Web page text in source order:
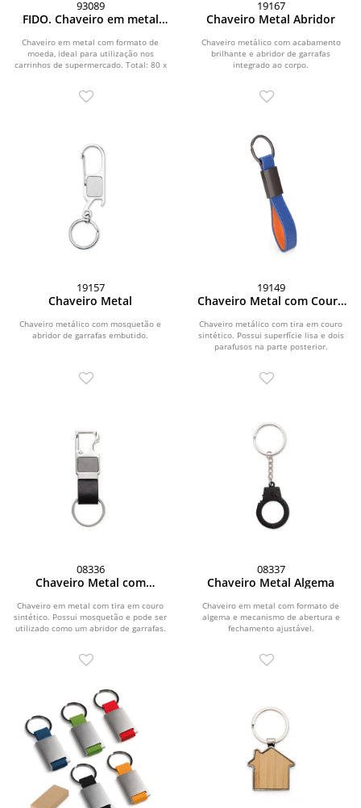
93089
FIDO. Chaveiro em metal
Chaveiro em metal com formato de
moeda, ideal para utilização nos
carrinhos de supermercado. Total: 80 x
19167
Chaveiro Metal Abridor
Chaveiro metálico com acabamento
brilhante e abridor de garrafas
integrado ao corpo.
19157
Chaveiro Metal
Chaveiro metálico com mosquetão e
abridor de garrafas embutido.
19149
Chaveiro Metal com Couro
Chaveiro metálico com tira em couro
sintético. Possui superfície lisa e dois
parafusos na parte posterior.
08336
Chaveiro Metal com
Chaveiro em metal com tira em couro
sintético. Possui mosquetão e pode ser
utilizado como um abridor de garrafas.
08337
Chaveiro Metal Algema
Chaveiro em metal com formato de
algema e mecanismo de abertura e
fechamento ajustável.